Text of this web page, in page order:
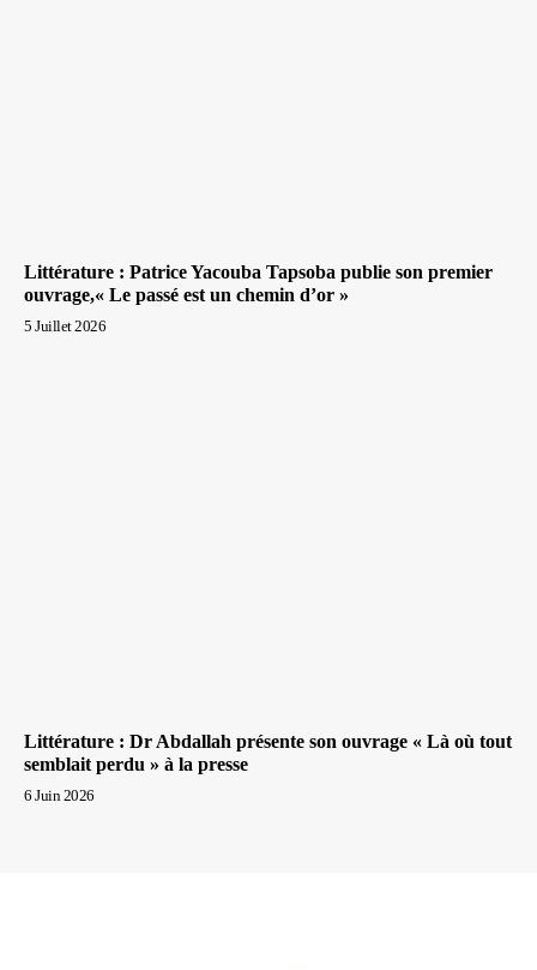
Littérature : Patrice Yacouba Tapsoba publie son premier
ouvrage,« Le passé est un chemin d’or »
5 Juillet 2026
Littérature : Dr Abdallah présente son ouvrage « Là où tout
semblait perdu » à la presse
6 Juin 2026